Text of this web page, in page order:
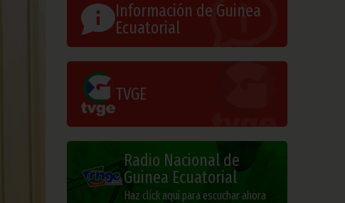
Información de Guinea
Ecuatorial
TVGE
Radio Nacional de
Guinea Ecuatorial
Haz click aquí para escuchar ahora